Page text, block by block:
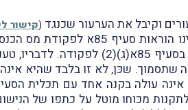
וקיבל את הערעור שכנגד (קישור
בחלקו הראשון של פסק-הדין נדרש השופט מינץ למסגרת
), תוך שהוא מתייחס למילים "חובת הראיה"
לה על מה שתסמוך. שכּן, לא זו בלבד
עולה בקנה אחד עם תכלית הסעיף
השופט מינץ, כי נטל השכנוע בהקשר לסעיף 85א לפקודה ולתקנות